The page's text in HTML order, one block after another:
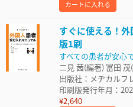
カートに入れる
すぐに使える！
版1刷
すべての患者が安心
二見 茜(編著) 冨田
出版社：メヂカルフ
印刷版発行年月：
¥2,640